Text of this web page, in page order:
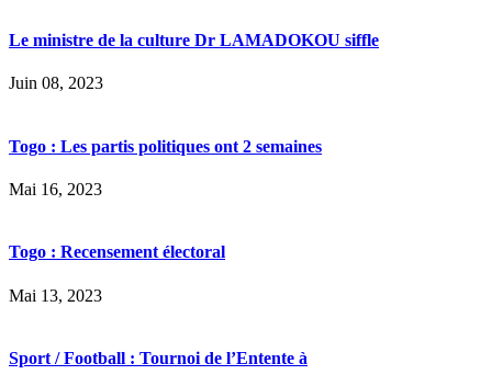
Le ministre de la culture Dr LAMADOKOU siffle
Juin 08, 2023
Togo : Les partis politiques ont 2 semaines
Mai 16, 2023
Togo : Recensement électoral
Mai 13, 2023
Sport / Football : Tournoi de l’Entente à